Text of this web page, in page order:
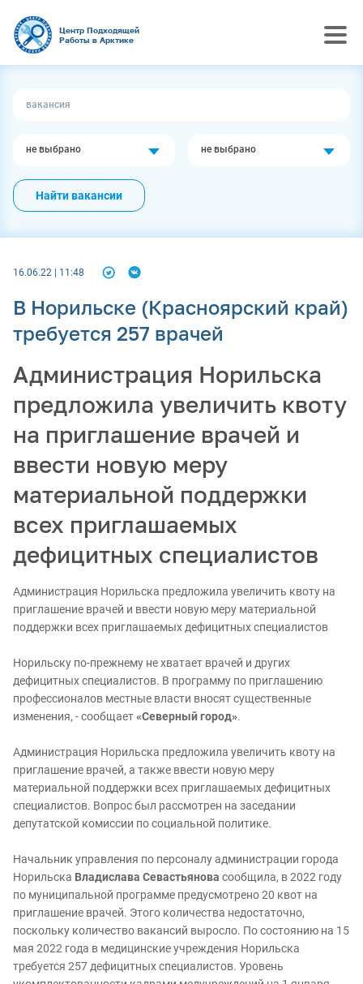
Центр Подходящей
Работы в Арктике
не выбрано не выбрано
Найти вакансии
16.06.22 | 11:48
В Норильске (Красноярский край)
требуется 257 врачей
Администрация Норильска
предложила увеличить квоту
на приглашение врачей и
ввести новую меру
материальной поддержки
всех приглашаемых
дефицитных специалистов
Администрация Норильска предложила увеличить квоту на
приглашение врачей и ввести новую меру материальной
поддержки всех приглашаемых дефицитных специалистов
Норильску по-прежнему не хватает врачей и других
дефицитных специалистов. В программу по приглашению
профессионалов местные власти вносят существенные
изменения, - сообщает«Северный город».
Администрация Норильска предложила увеличить квоту на
приглашение врачей, а также ввести новую меру
материальной поддержки всех приглашаемых дефицитных
специалистов. Вопрос был рассмотрен на заседании
депутатской комиссии по социальной политике.
Начальник управления по персоналу администрации города
Норильска Владислава Севастьянова сообщила, в 2022 году
по муниципальной программе предусмотрено 20 квот на
приглашение врачей. Этого количества недостаточно,
поскольку количество вакансий выросло. По состоянию на 15
мая 2022 года в медицинские учреждения Норильска
требуется 257 дефицитных специалистов. Уровень